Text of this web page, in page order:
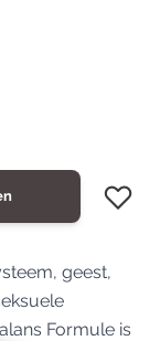
geest,
Formule is